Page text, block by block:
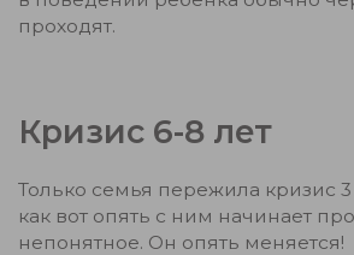
проходят.
Кризис 6-8 лет
Только семья пережила кризис 3
как вот опять с ним начинает
непонятное. Он опять меняется!